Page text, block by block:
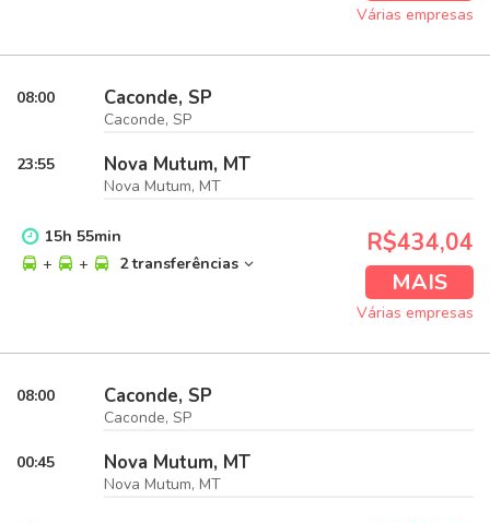
Várias empresas
08:00 Caconde, SP
Caconde, SP
23:55 Nova Mutum, MT
Nova Mutum, MT
15h 55min
+
+ 2 transferências
R$434,04
MAIS
Várias empresas
08:00 Caconde, SP
Caconde, SP
00:45 Nova Mutum, MT
Nova Mutum, MT